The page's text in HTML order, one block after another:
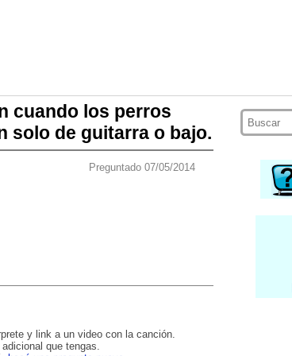
cuando los perros
solo de guitarra o bajo.
Preguntado 07/05/2014
y link a un video con la canción.
que tengas.